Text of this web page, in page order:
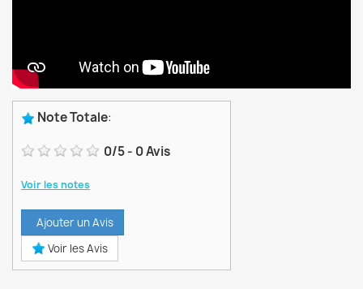
Note Totale:
0/5- 0Avis
Voir les notes
Ajouter un Avis
Voir les Avis